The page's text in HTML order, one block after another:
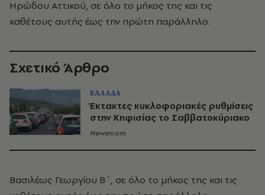
Ηρώδου Αττικού, σε όλο το μήκος της και τις
καθέτους αυτής έως την πρώτη παράλληλο.
Σχετικό Άρθρο
ΕΛΛΑΔΑ
Έκτακτες κυκλοφοριακές ρυθμίσεις
στην Κηφισίας το Σαββατοκύριακο
Newsroom
Βασιλέως Γεωργίου Β΄, σε όλο το μήκος της και τις